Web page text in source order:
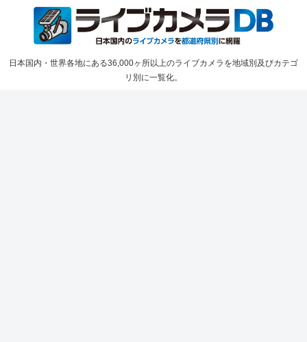
日本国内・世界各地にある36,000ヶ所以上のライブカメラを地域別及びカテゴ
リ別に一覧化。